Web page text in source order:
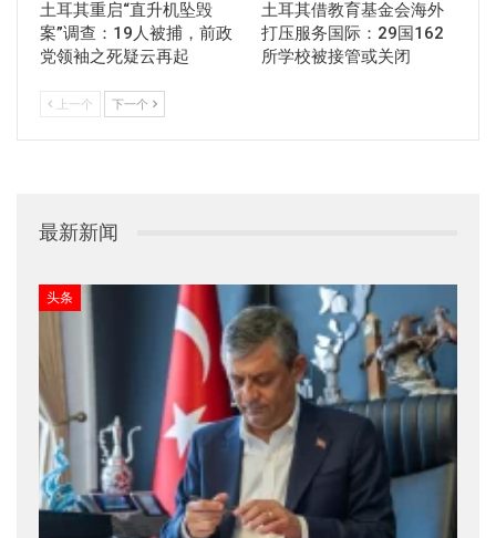
土耳其重启“直升机坠毁
案”调查：19人被捕，前政
党领袖之死疑云再起
土耳其借教育基金会海外
打压服务国际：29国162
所学校被接管或关闭
上一个 下一个
最新新闻
头条